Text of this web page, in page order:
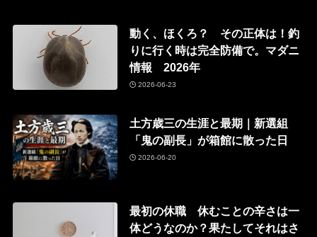
動く、ほくろ？ その正体は！釣
りに行く時は完全防備で。マダニ
情報 2026年
2026-06-23
土方歳三の生涯と最期｜新選組
「鬼の副長」が箱館に散った日
2026-06-20
最初の休職 休むことの辛さは一
体どうなのか？果たしてそれはさ